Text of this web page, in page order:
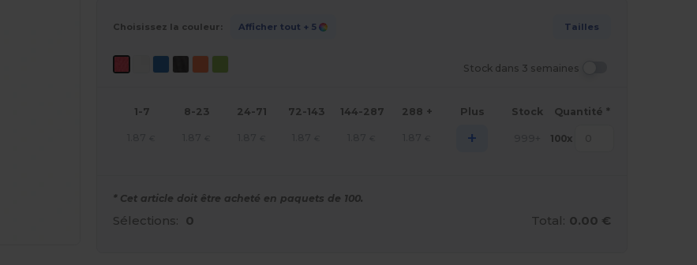
Choisissez la couleur: Afficher tout + 5 Tailles
Stock dans 3 semaines
1-7 8-23 24-71 72-143 144-287 288 + Plus Stock Quantité *
+ 100x
* Cet article doit être acheté en paquets de 100.
Sélections: 0 Total: 0.00 €